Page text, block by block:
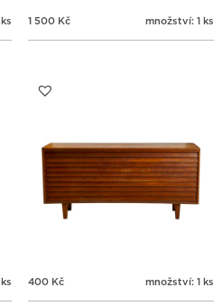
1 500 Kč množství: 1 ks
400 Kč množství: 1 ks